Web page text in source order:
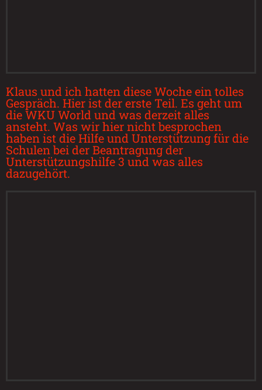
Klaus und ich hatten diese Woche ein tolles
Gespräch. Hier ist der erste Teil. Es geht um
die WKU World und was derzeit alles
ansteht. Was wir hier nicht besprochen
haben ist die Hilfe und Unterstützung für die
Schulen bei der Beantragung der
Unterstützungshilfe 3 und was alles
dazugehört.